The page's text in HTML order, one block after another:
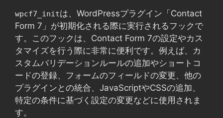
wpcf7_initは、WordPressプラグイン「Contact
Form 7」が初期化される際に実行されるフックで
す。このフックは、Contact Form 7の設定やカス
タマイズを行う際に非常に便利です。例えば、カ
スタムバリデーションルールの追加やショートコ
ードの登録、フォームのフィールドの変更、他の
プラグインとの統合、JavaScriptやCSSの追加、
特定の条件に基づく設定の変更などに使用されま
す。